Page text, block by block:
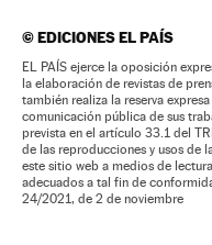
©EDICIONES EL PAÍS
EL PAÍS ejerce la oposición
la elaboración de revistas de
también realiza la reserva
comunicación pública de sus
prevista en el artículo 33.1 del
de las reproducciones y usos de
este sitio web a medios de
adecuados a tal fin de
24/2021, de 2 de noviembre